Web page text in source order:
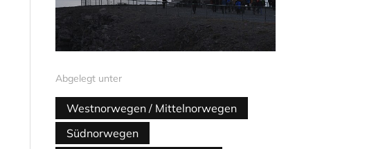
Abgelegt unter
Westnorwegen / Mittelnorwegen
Südnorwegen